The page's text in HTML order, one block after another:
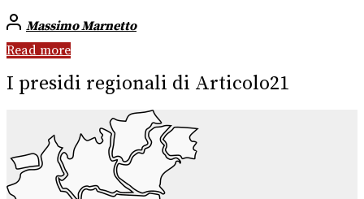
Massimo Marnetto
Read more
I presidi regionali di Articolo21